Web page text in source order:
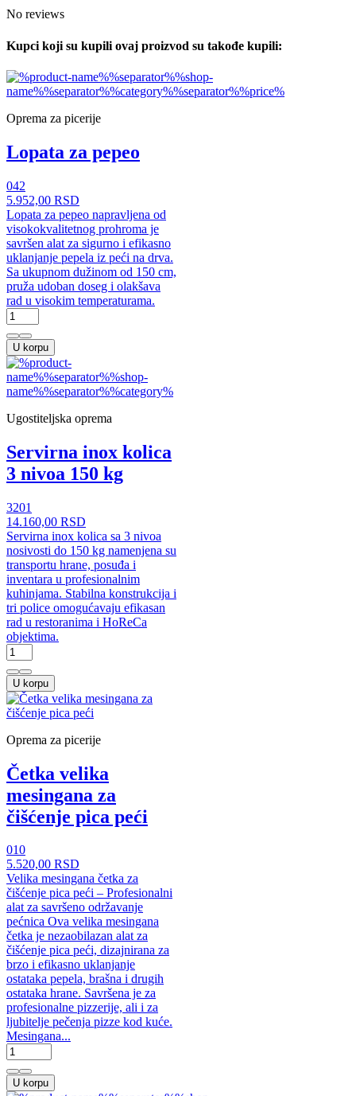
No reviews
Kupci koji su kupili ovaj proizvod su takođe kupili:
Oprema za picerije
Lopata za pepeo
042
5.952,00 RSD
Lopata za pepeo napravljena od
visokokvalitetnog prohroma je
savršen alat za sigurno i efikasno
uklanjanje pepela iz peći na drva.
Sa ukupnom dužinom od 150 cm,
pruža udoban doseg i olakšava
rad u visokim temperaturama.
U korpu
Ugostiteljska oprema
Servirna inox kolica
3 nivoa 150 kg
3201
14.160,00 RSD
Servirna inox kolica sa 3 nivoa
nosivosti do 150 kg namenjena su
transportu hrane, posuđa i
inventara u profesionalnim
kuhinjama. Stabilna konstrukcija i
tri police omogućavaju efikasan
rad u restoranima i HoReCa
objektima.
U korpu
Oprema za picerije
Četka velika
mesingana za
čišćenje pica peći
010
5.520,00 RSD
Velika mesingana četka za
čišćenje pica peći – Profesionalni
alat za savršeno održavanje
pećnica Ova velika mesingana
četka je nezaobilazan alat za
čišćenje pica peći, dizajnirana za
brzo i efikasno uklanjanje
ostataka pepela, brašna i drugih
ostataka hrane. Savršena je za
profesionalne pizzerije, ali i za
ljubitelje pečenja pizze kod kuće.
Mesingana...
U korpu